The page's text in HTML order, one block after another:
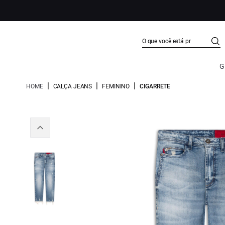
HOME | CALÇA JEANS | FEMININO | CIGARRETE